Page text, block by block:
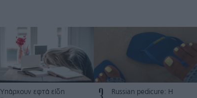
Υπάρχουν εφτά είδη
Russian pedicure: Η